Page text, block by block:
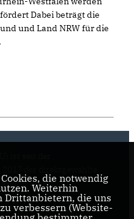
Dabei beträgt die
und Land NRW für die
ist seit der
Südendie notwendig
Weiterhin
Drittanbietern, die uns
verbessern (Website-